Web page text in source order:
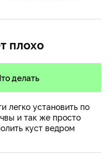
плохо
делать
легко установить по
и так же просто
куст ведром